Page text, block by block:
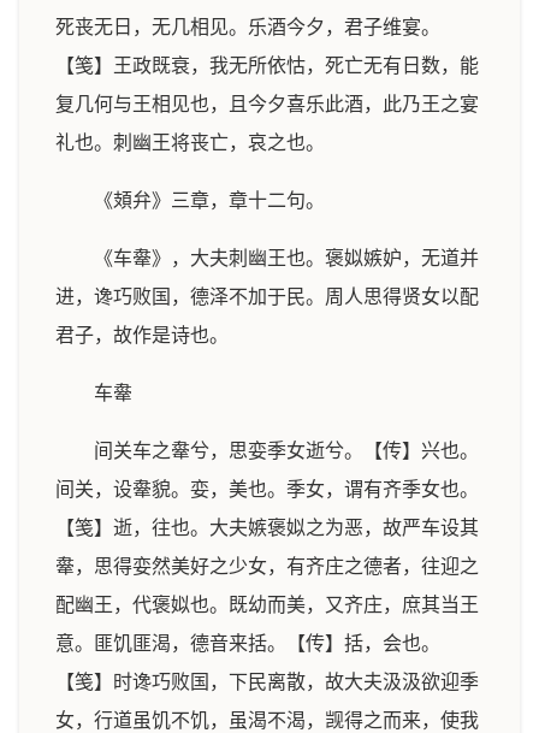
死丧无日，无几相见。乐酒今夕，君子维宴。
【笺】王政既衰，我无所依怙，死亡无有日数，能
复几何与王相见也，且今夕喜乐此酒，此乃王之宴
礼也。刺幽王将丧亡，哀之也。
《頍弁》三章，章十二句。
《车舝》，大夫刺幽王也。褒姒嫉妒，无道并
进，谗巧败国，德泽不加于民。周人思得贤女以配
君子，故作是诗也。
车舝
间关车之舝兮，思娈季女逝兮。【传】兴也。
间关，设舝貌。娈，美也。季女，谓有齐季女也。
【笺】逝，往也。大夫嫉褒姒之为恶，故严车设其
舝，思得娈然美好之少女，有齐庄之德者，往迎之
配幽王，代褒姒也。既幼而美，又齐庄，庶其当王
意。匪饥匪渴，德音来括。【传】括，会也。
【笺】时谗巧败国，下民离散，故大夫汲汲欲迎季
女，行道虽饥不饥，虽渴不渴，觊得之而来，使我